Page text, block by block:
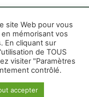
boudoir et
Lille Avignon
Montréal|
|Mentions
site Web pour vous
mémorisant vos
En cliquant sur
de TOUS
visiter "Paramètres
contrôlé.
accepter